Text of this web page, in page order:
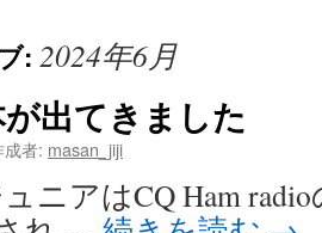
: 2024年6月
出てきました
成者: masan_jiji
ニアはCQ Ham